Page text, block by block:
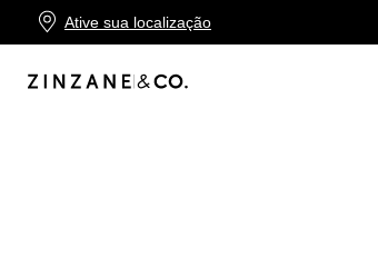
Ative sua localização
10X SEM JUROS NO CARTÃO ZINZANE